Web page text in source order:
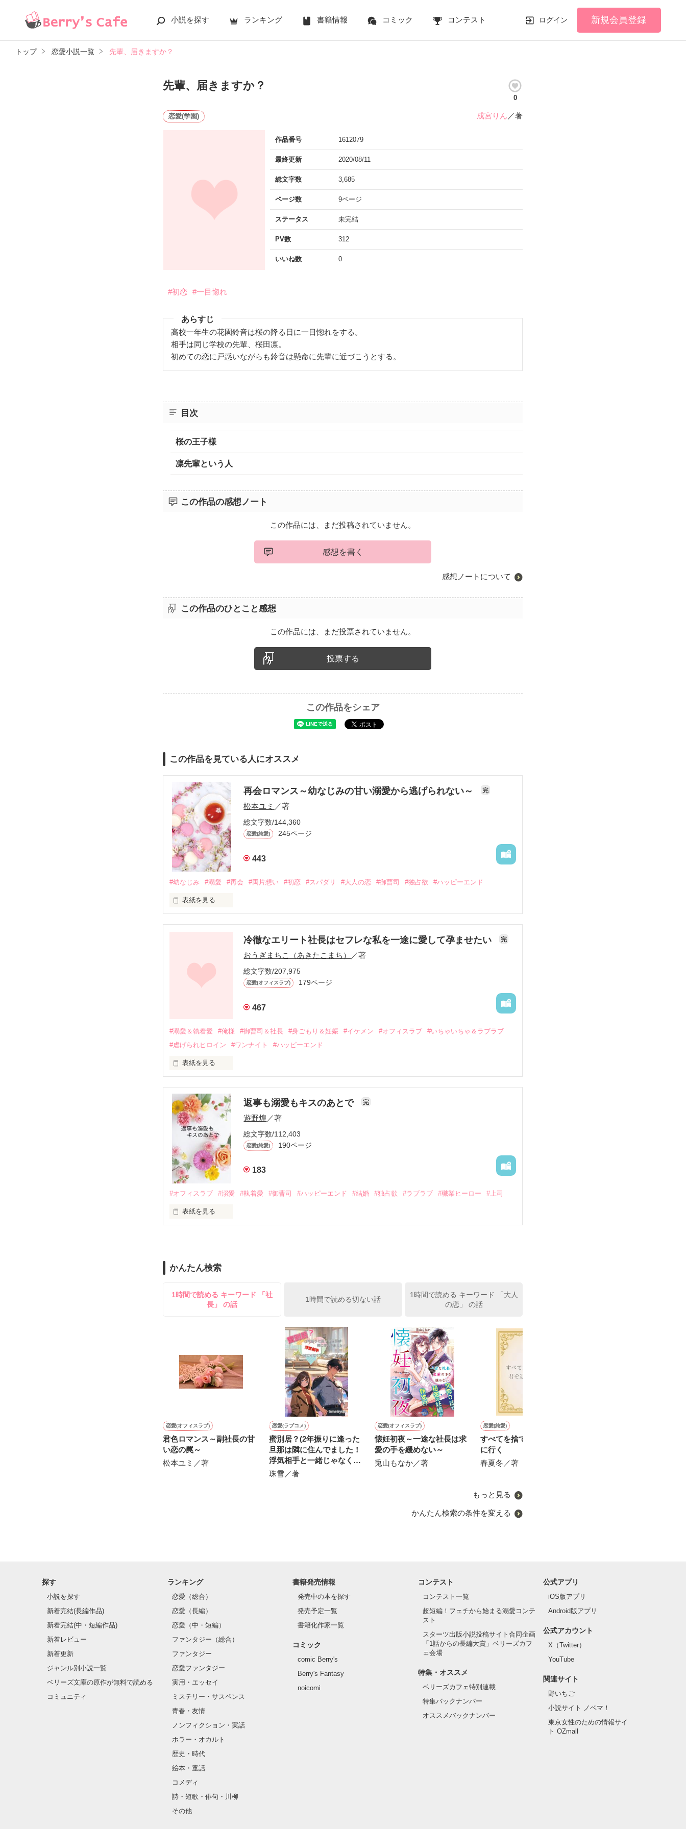
小説を探す ランキング 書籍情報 コミック コンテスト ログイン 新規会員登録
トップ 恋愛小説一覧 先輩、届きますか？
先輩、届きますか？
0
恋愛(学園) 成宮りん ／著
作品番号 1612079
最終更新 2020/08/11
総文字数 3,685
ページ数 9ページ
ステータス 未完結
PV数 312
いいね数 0
#初恋 #一目惚れ
あらすじ
高校一年生の花園鈴音は桜の降る日に一目惚れをする。
相手は同じ学校の先輩、桜田凛。
初めての恋に戸惑いながらも鈴音は懸命に先輩に近づこうとする。
目次
桜の王子様
凛先輩という人
この作品の感想ノート
この作品には、まだ投稿されていません。
感想を書く
感想ノートについて
この作品のひとこと感想
この作品には、まだ投票されていません。
投票する
この作品をシェア
この作品を見ている人にオススメ
再会ロマンス～幼なじみの甘い溺愛から逃げられない～ 完
松本ユミ ／著
総文字数/144,360
恋愛(純愛) 245ページ
443
#幼なじみ #溺愛 #再会 #両片想い #初恋 #スパダリ #大人の恋 #御曹司 #独占欲 #ハッピーエンド
表紙を見る
しかし、ある出来事をきっかけに二人の関係は壊れてしまう。
関係修復もできないまま、美桜は両親の離婚によって
引っ越すことになり、哲平とも離れ離れになった。
そして、ひょんなことから
酔った勢いで一夜を共にしてしまった。
さらに、美桜が初めてだと知った哲平は
甘やかしてくる。
そんなある日、哲平は美桜がストーカー被害に
遭っていることを知る。
美桜を守るため、哲平は同居を提案してきて――。
夏木美桜(なつきみお)
✕
鳴海哲平 (なるみてっぺい)
止まっていたはずの二人の時間が、再び動き出す。
作品を読む
冷徹なエリート社長はセフレな私を一途に愛して孕ませたい 完
おうぎまちこ（あきたこまち） ／著
総文字数/207,975
恋愛(オフィスラブ) 179ページ
467
#溺愛＆執着愛 #俺様 #御曹司＆社長 #身ごもり＆妊娠 #イケメン #オフィスラブ
#いちゃいちゃ＆ラブラブ
#虐げられヒロイン
#ワンナイト #ハッピーエンド
表紙を見る
帰国後、美桜は新しい職場でワンナイトした美青年と再会。なんと彼の正体は、とある財閥御曹司に
も関わらず、一族を離れて起業した新進気鋭の実業家、社内でも冷徹だと評判な社長――御影恭司その
人だったのだ――！
なぜか恭司から飼い猫の世話係を命じられた美桜は、猫の世話を口実にしばしば呼び出された上、二
返事も溺愛もキスのあとで 完
遊野煌 ／著
総文字数/112,403
恋愛(純愛) 190ページ
183
#オフィスラブ #溺愛 #執着愛 #御曹司 #ハッピーエンド #結婚 #独占欲 #ラブラブ #職業ヒーロー #上司
表紙を見る
雪瀬鷹哉（29）が『──俺と結婚してくれないか』といきなりプロポーズをしてきた上、同居まで提案
鷹哉『宜しくな、俺の雛子』🦅
雛子『俺の……ひぃ、雛子？！！！』🐥
シゴデキで冷徹な上司が見せる素顔は、なぜか想像以上に甘くて……🐥💓🦅
※表紙も作中使用の画像も全てフリー素材です。
※執筆期間2026.6.3〜7.20完結です。
※他サイトさんにて恋愛トレンド1位でした〜良かったら読んで頂けると嬉しいです。
作品を読む
かんたん検索
1時間で読める キーワード 「社
長」 の話
1時間で読める切ない話
1時間で読める キーワード 「大人
の恋」 の話
恋愛(オフィスラブ)
君色ロマンス～副社長の甘
い恋の罠～
松本ユミ／著
恋愛(ラブコメ)
蜜別居？(2年振りに逢った
旦那は隣に住んでました！
浮気相手と一緒じゃなくて
良かったです！)
珠雪／著
恋愛(オフィスラブ)
懐妊初夜～一途な社長は求
愛の手を緩めない～
兎山もなか／著
恋愛(純愛)
すべてを捨てて、君を迎え
に行く
春夏冬／著
もっと見る
かんたん検索の条件を変える
探す
小説を探す
新着完結(長編作品)
新着完結(中・短編作品)
新着レビュー
新着更新
ジャンル別小説一覧
ベリーズ文庫の原作が無料で読める
コミュニティ
ランキング
恋愛（総合）
恋愛（長編）
恋愛（中・短編）
ファンタジー（総合）
ファンタジー
恋愛ファンタジー
実用・エッセイ
ミステリー・サスペンス
青春・友情
ノンフィクション・実話
ホラー・オカルト
歴史・時代
絵本・童話
コメディ
詩・短歌・俳句・川柳
その他
書籍発売情報
発売中の本を探す
発売予定一覧
書籍化作家一覧
コミック
comic Berry's
Berry's Fantasy
noicomi
コンテスト
コンテスト一覧
超短編！フェチから始まる溺愛コンテ
スト
スターツ出版小説投稿サイト合同企画
「1話からの長編大賞」ベリーズカフ
ェ会場
特集・オススメ
ベリーズカフェ特別連載
特集バックナンバー
オススメバックナンバー
公式アプリ
iOS版アプリ
Android版アプリ
公式アカウント
X（Twitter）
YouTube
関連サイト
野いちご
小説サイト ノベマ！
東京女性のための情報サイ
ト OZmall